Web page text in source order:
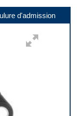
d'admission